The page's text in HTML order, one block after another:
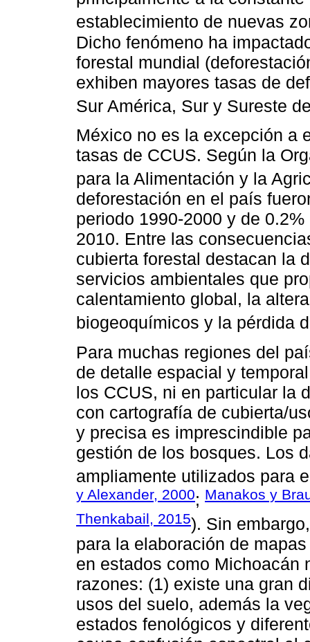
establecimiento de nuevas
Dicho fenómeno ha
forestal mundial
exhiben mayores tasas de
Sur América, Sur y Sureste
México no es la excepción a
tasas de CCUS. Según la
para la Alimentación y la
deforestación en el país
periodo 1990-2000 y de
2010. Entre las
cubierta forestal destacan la
servicios ambientales que
calentamiento global, la
biogeoquímicos y la pérdida
Para muchas regiones del
de detalle espacial y
los CCUS, ni en particular la
con cartografía de cubierta/
y precisa es imprescindible
gestión de los bosques. Los
ampliamente utilizados para
y Alexander, 2000; Manakos y
Thenkabail, 2015). Sin
para la elaboración de
en estados como Michoacán
razones: (1) existe una gran
usos del suelo, además la
estados fenológicos y